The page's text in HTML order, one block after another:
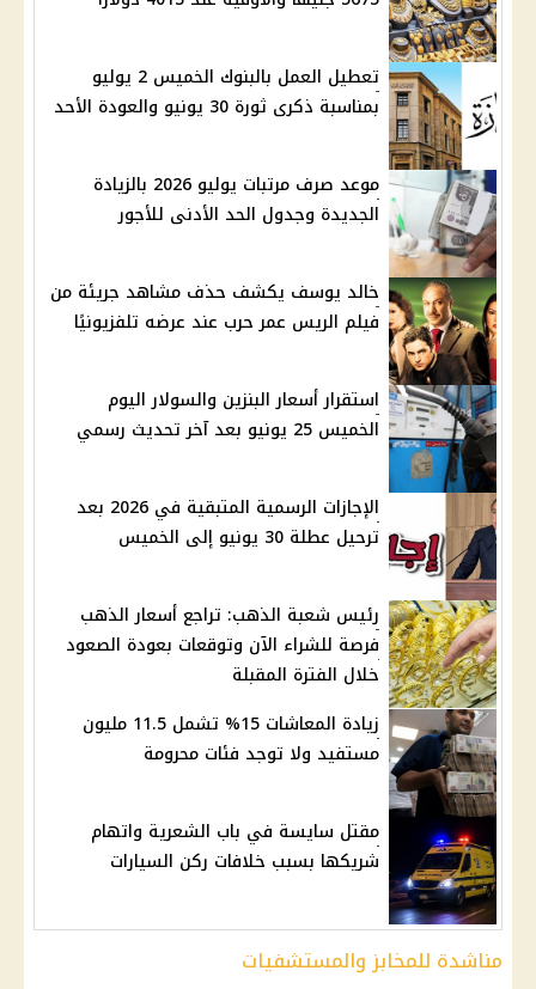
تعطيل العمل بالبنوك الخميس 2 يوليو
بمناسبة ذكرى ثورة 30 يونيو والعودة الأحد
موعد صرف مرتبات يوليو 2026 بالزيادة
الجديدة وجدول الحد الأدنى للأجور
خالد يوسف يكشف حذف مشاهد جريئة من
فيلم الريس عمر حرب عند عرضه تلفزيونيًا
استقرار أسعار البنزين والسولار اليوم
الخميس 25 يونيو بعد آخر تحديث رسمي
الإجازات الرسمية المتبقية في 2026 بعد
ترحيل عطلة 30 يونيو إلى الخميس
رئيس شعبة الذهب: تراجع أسعار الذهب
فرصة للشراء الآن وتوقعات بعودة الصعود
خلال الفترة المقبلة
زيادة المعاشات 15% تشمل 11.5 مليون
مستفيد ولا توجد فئات محرومة
مقتل سايسة في باب الشعرية واتهام
شريكها بسبب خلافات ركن السيارات
مناشدة للمخابز والمستشفيات